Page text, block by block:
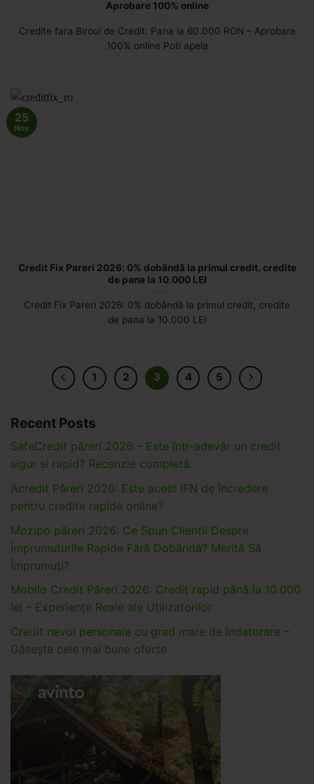
Aprobare 100% online
Credite fara Biroul de Credit: Pana la 60.000 RON – Aprobare
100% online Poti apela
Credit Fix Pareri 2026: 0% dobândă la primul credit, credite
de pana la 10.000 LEI
Credit Fix Pareri 2026: 0% dobândă la primul credit, credite
de pana la 10.000 LEI
25
Nov
1 2 3 4 5
Recent Posts
SafeCredit păreri 2026 – Este într-adevăr un credit
sigur și rapid? Recenzie completă.
Acredit Păreri 2026: Este acest IFN de încredere
pentru credite rapide online?
Mozipo păreri 2026: Ce Spun Clienții Despre
Împrumuturile Rapide Fără Dobândă? Merită Să
Împrumuți?
Mobilo Credit Păreri 2026: Credit rapid până la 10.000
lei – Experiențe Reale ale Utilizatorilor
Credit nevoi personale cu grad mare de îndatorare –
Găsește cele mai bune oferte